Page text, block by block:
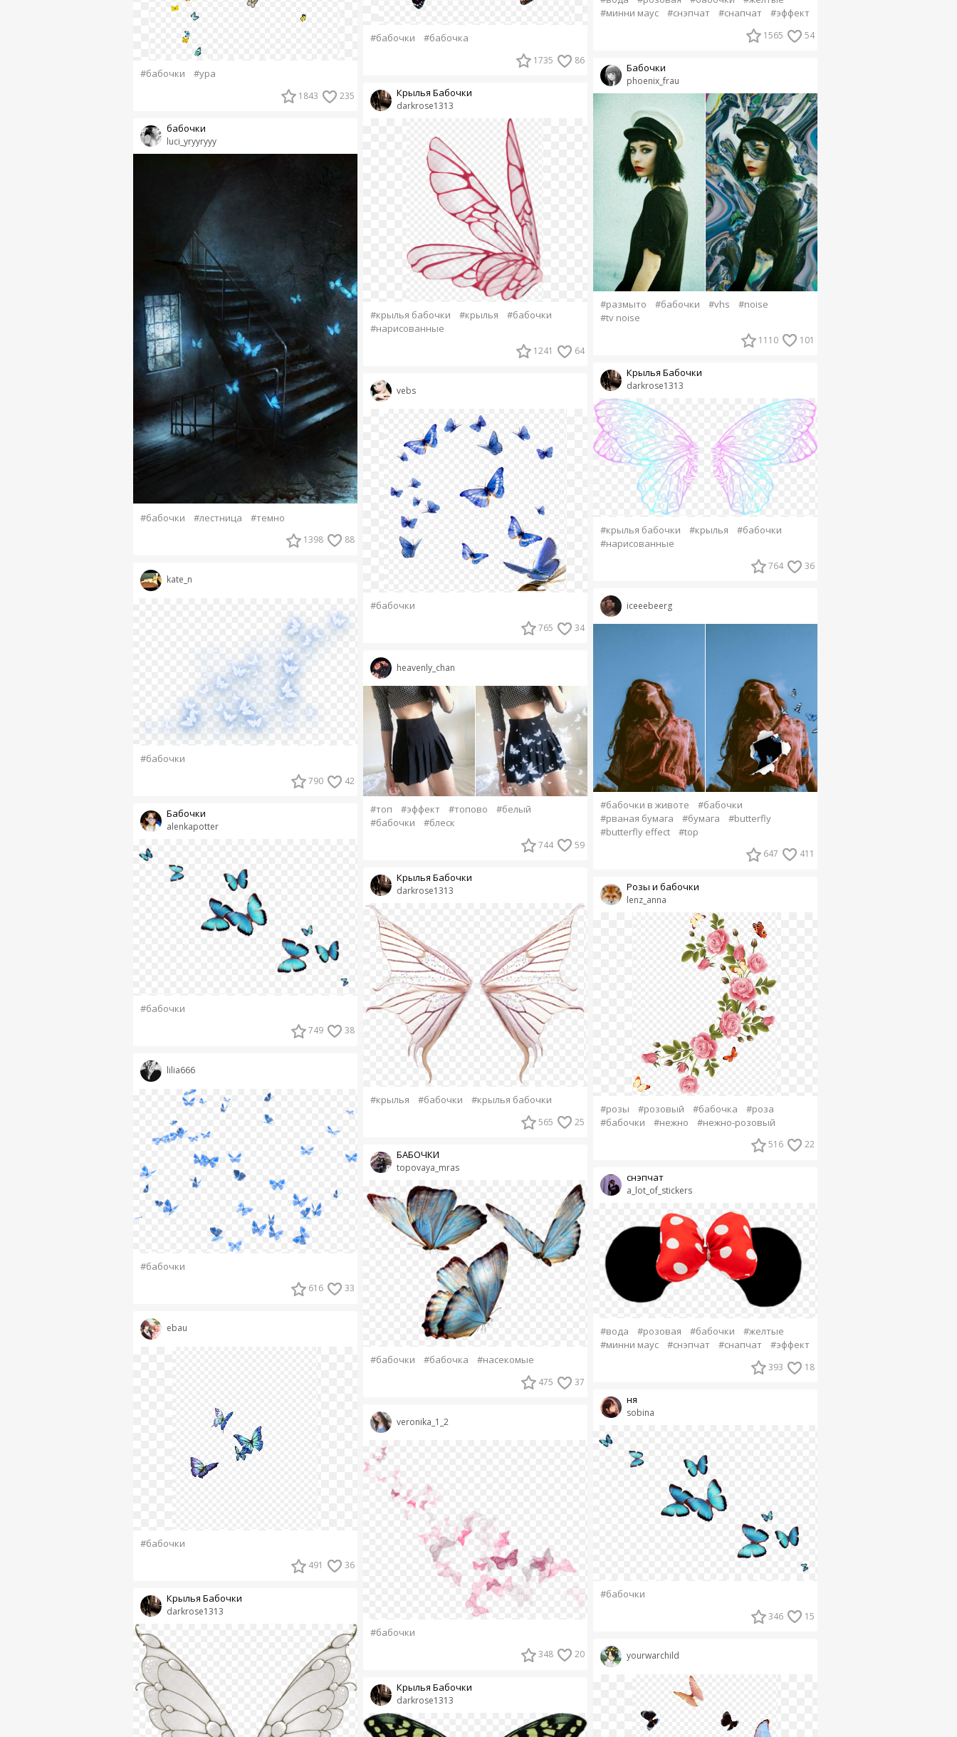
#бабочки #ура
1843 235
luci_yryyryyy
бабочки
#бабочки #лестница #темно
1398 88
kate_n
#бабочки
790 42
alenkapotter
Бабочки
#бабочки
749 38
lilia666
#бабочки
616 33
ebau
#бабочки
491 36
darkrose1313
Крылья Бабочки
#бабочки #бабочка
1735 86
darkrose1313
Крылья Бабочки
#крылья бабочки #крылья
#бабочки
#нарисованные
1241 64
vebs
#бабочки
765 34
heavenly_chan
#топ #эффект #топово
#белый
#бабочки
#блеск
744 59
darkrose1313
Крылья Бабочки
#крылья #бабочки #крылья бабочки
565 25
topovaya_mras
БАБОЧКИ
#бабочки #бабочка #насекомые
475 37
veronika_1_2
#бабочки
348 20
darkrose1313
Крылья Бабочки
#минни маус
#снэпчат #снапчат #эффект
1565 54
phoenix_frau
Бабочки
#размыто #бабочки #vhs
#noise
#tv noise
1110 101
darkrose1313
Крылья Бабочки
#крылья бабочки #крылья
#бабочки
#нарисованные
764 36
iceeebeerg
#бабочки в животе
#бабочки
#рваная бумага
#бумага
#butterfly
#butterfly effect
#top
647 411
lenz_anna
Розы и бабочки
#розы #розовый #бабочка
#роза
#бабочки
#нежно #нежно-розовый
516 22
a_lot_of_stickers
снэпчат
#вода #розовая #бабочки
#желтые
#минни маус
#снэпчат #снапчат #эффект
393 18
sobina
ня
#бабочки
346 15
yourwarchild